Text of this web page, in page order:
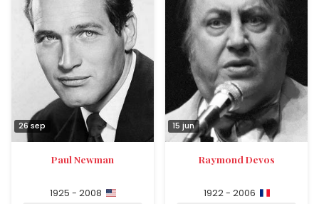
26 sep
Paul Newman
1925 - 2008
15 jun
Raymond Devos
1922 - 2006